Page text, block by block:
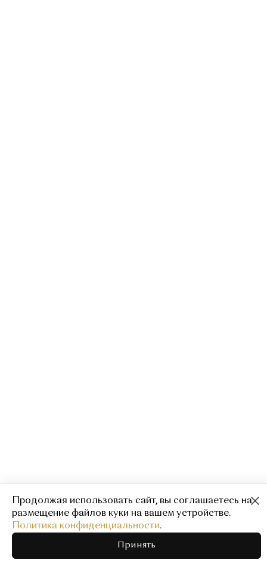
Облегающее поло 2 600 13 000
Выберите размер В корзину
Продолжая использовать сайт, вы соглашаетесь на
размещение файлов куки на вашем устройстве.
Политика конфиденциальности.
Принять